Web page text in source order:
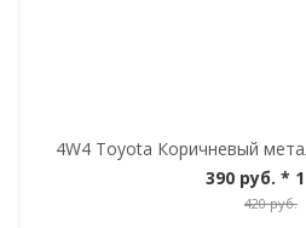
4W4 Toyota Коричневый
390 руб. *
420 руб.